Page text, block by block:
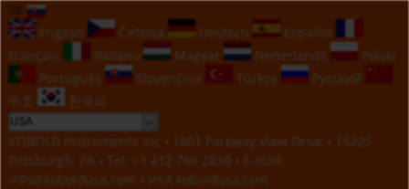
SK
English
Čeština Deutsch
Español
Français
Italiano Magyar Nederlands
Polski
Português
Slovenčina Türkçe
Русский
中文
한국의
KOBOLD Instruments Inc • 1801 Parkway View Drive • 15205
Pittsburgh, PA • Tel:
+1 412 788 2830 • E-mail:
info@koboldusa.com • visit koboldusa.com